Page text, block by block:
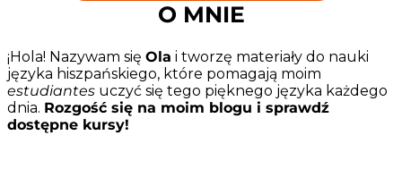
O MNIE
¡Hola! Nazywam się Ola i tworzę materiały do nauki
języka hiszpańskiego, które pomagają moim
estudiantes uczyć się tego pięknego języka każdego
dnia. Rozgość się na moim blogu i sprawdź
dostępne kursy!